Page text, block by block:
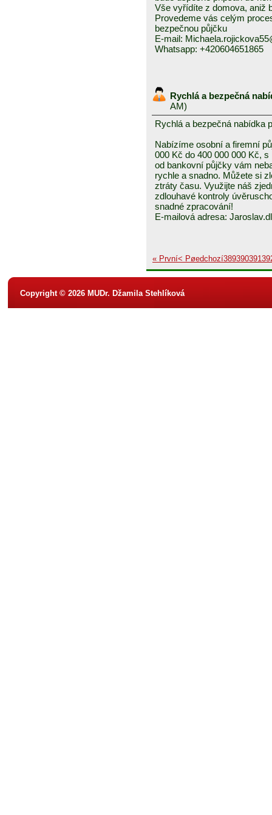
Vše vyřídíte z domova, aniž
Provedeme vás celým
bezpečnou půjčku
E-mail:
Whatsapp: +420604651865
Rychlá a bezpečná
AM)
Rychlá a bezpečná nabídka
Nabízíme osobní a firemní
000 Kč do 400 000 000 Kč,
od bankovní půjčky vám
rychle a snadno. Můžete si
ztráty času. Využijte náš
zdlouhavé kontroly
snadné zpracování!
E-mailová adresa:
« První< Pøedchozí389390391
Copyright © 2026 MUDr. Džamila Stehlíková